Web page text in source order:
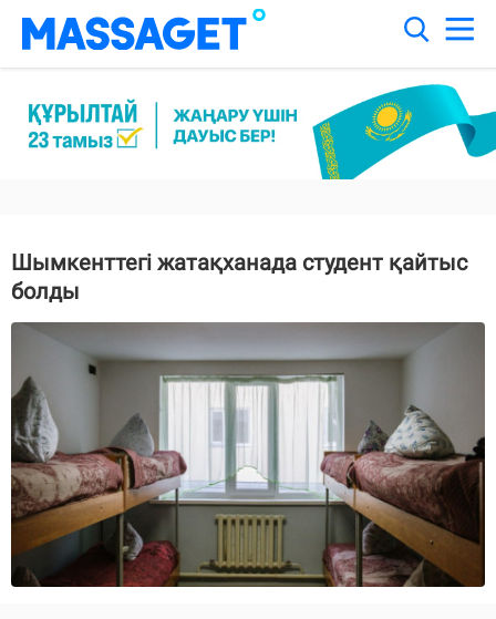
Шымкенттегі жатақханада студент қайтыс
болды